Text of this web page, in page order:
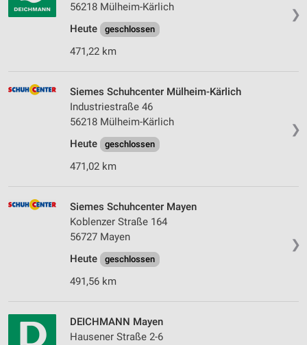
❯
56218 Mülheim-Kärlich
Heute
geschlossen
471,22 km
❯
Siemes Schuhcenter Mülheim-Kärlich
Industriestraße 46
56218 Mülheim-Kärlich
Heute
geschlossen
471,02 km
❯
Siemes Schuhcenter Mayen
Koblenzer Straße 164
56727 Mayen
Heute
geschlossen
491,56 km
DEICHMANN Mayen
Hausener Straße 2-6